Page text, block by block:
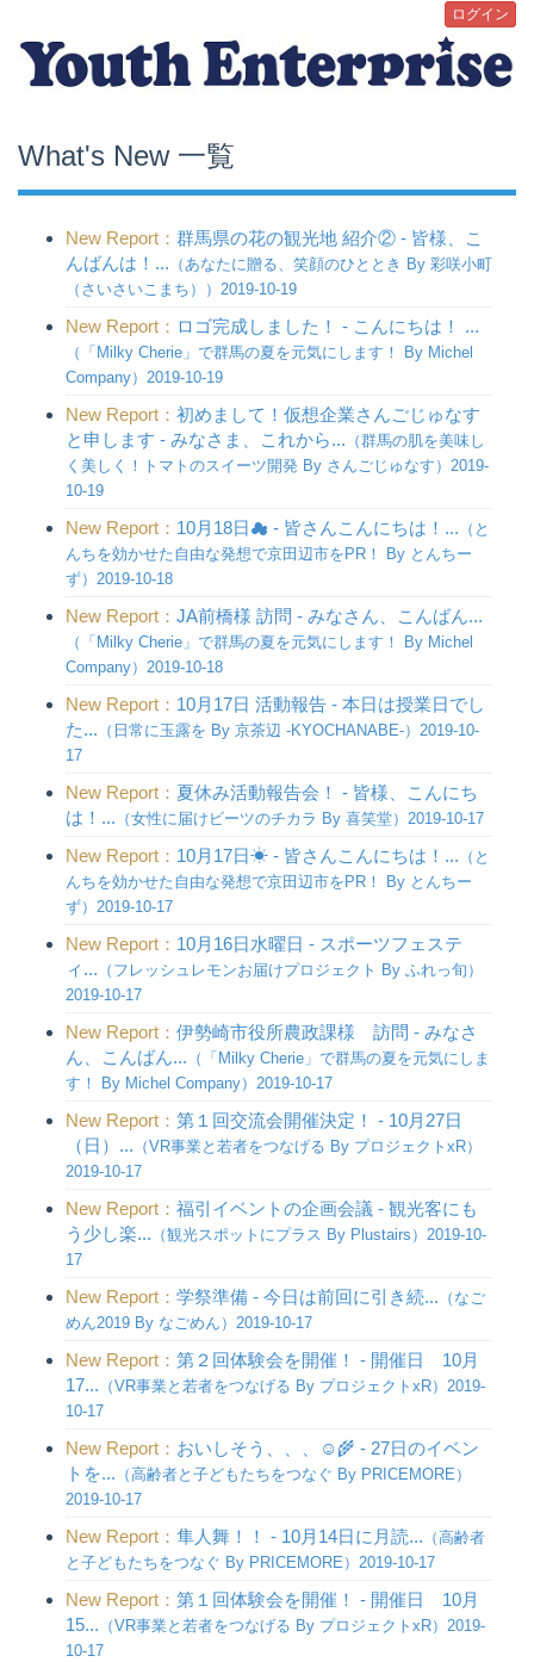
ログイン
What's New 一覧
New Report： 群馬県の花の観光地 紹介② - 皆様、こ
んばんは！... （あなたに贈る、笑顔のひととき By 彩咲小町
（さいさいこまち））2019-10-19
New Report： ロゴ完成しました！ - こんにちは！ ...
（「Milky Cherie」で群馬の夏を元気にします！ By Michel
Company）2019-10-19
New Report： 初めまして！仮想企業さんごじゅなす
と申します - みなさま、これから... （群馬の肌を美味し
く美しく！トマトのスイーツ開発 By さんごじゅなす）2019-
10-19
New Report： 10月18日☁︎ - 皆さんこんにちは！... （と
んちを効かせた自由な発想で京田辺市をPR！ By とんちー
ず）2019-10-18
New Report： JA前橋様 訪問 - みなさん、こんばん...
（「Milky Cherie」で群馬の夏を元気にします！ By Michel
Company）2019-10-18
New Report： 10月17日 活動報告 - 本日は授業日でし
た... （日常に玉露を By 京茶辺 -KYOCHANABE-）2019-10-
17
New Report： 夏休み活動報告会！ - 皆様、こんにち
は！... （女性に届けビーツのチカラ By 喜笑堂）2019-10-17
New Report： 10月17日☀︎ - 皆さんこんにちは！... （と
んちを効かせた自由な発想で京田辺市をPR！ By とんちー
ず）2019-10-17
New Report： 10月16日水曜日 - スポーツフェステ
ィ... （フレッシュレモンお届けプロジェクト By ふれっ旬）
2019-10-17
New Report： 伊勢崎市役所農政課様 訪問 - みなさ
ん、こんばん... （「Milky Cherie」で群馬の夏を元気にしま
す！ By Michel Company）2019-10-17
New Report： 第１回交流会開催決定！ - 10月27日
（日）... （VR事業と若者をつなげる By プロジェクトxR）
2019-10-17
New Report： 福引イベントの企画会議 - 観光客にも
う少し楽... （観光スポットにプラス By Plustairs）2019-10-
17
New Report： 学祭準備 - 今日は前回に引き続... （なご
めん2019 By なごめん）2019-10-17
New Report： 第２回体験会を開催！ - 開催日 10月
17... （VR事業と若者をつなげる By プロジェクトxR）2019-
10-17
New Report： おいしそう、、、☺️🌾 - 27日のイベン
トを... （高齢者と子どもたちをつなぐ By PRICEMORE）
2019-10-17
New Report： 隼人舞！！ - 10月14日に月読... （高齢者
と子どもたちをつなぐ By PRICEMORE）2019-10-17
New Report： 第１回体験会を開催！ - 開催日 10月
15... （VR事業と若者をつなげる By プロジェクトxR）2019-
10-17